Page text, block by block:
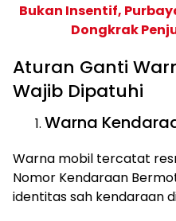
Bukan Insentif,
Dongkrak
Aturan Ganti
Wajib Dipatuhi
Warna
Warna mobil tercatat
Nomor Kendaraan
identitas sah kendaraan